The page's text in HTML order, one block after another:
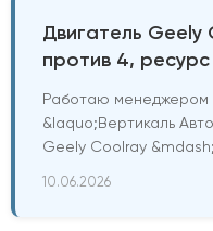
Двигатель Geely
против 4,
Работаю менеджером
&laquo;Вертикаль
Geely Coolray
10.06.2026